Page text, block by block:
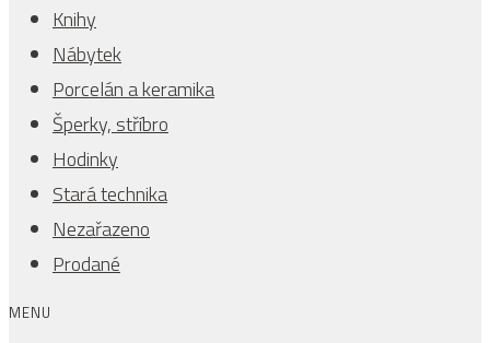
Knihy
Nábytek
Porcelán a keramika
Šperky, stříbro
Hodinky
Stará technika
Nezařazeno
Prodané
MENU